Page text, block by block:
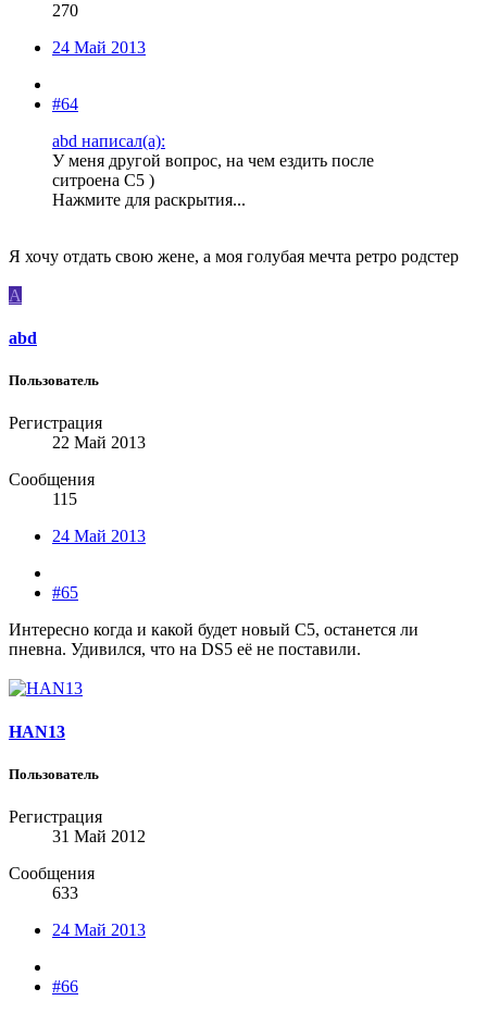
270
24 Май 2013
#64
abd написал(а):
У меня другой вопрос, на чем ездить после
ситроена С5 )
Нажмите для раскрытия...
Я хочу отдать свою жене, а моя голубая мечта ретро родстер
A
abd
Пользователь
Регистрация
22 Май 2013
Сообщения
115
24 Май 2013
#65
Интересно когда и какой будет новый С5, останется ли
пневна. Удивился, что на DS5 её не поставили.
HAN13
Пользователь
Регистрация
31 Май 2012
Сообщения
633
24 Май 2013
#66